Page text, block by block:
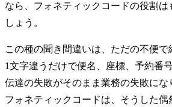
なら、フォネティックコードの役割
しょう。
この種の聞き間違いは、ただの不便で
1文字違うだけで便名、座標、予約番
伝達の失敗がそのまま業務の失敗にな
フォネティックコードは、そうした偶